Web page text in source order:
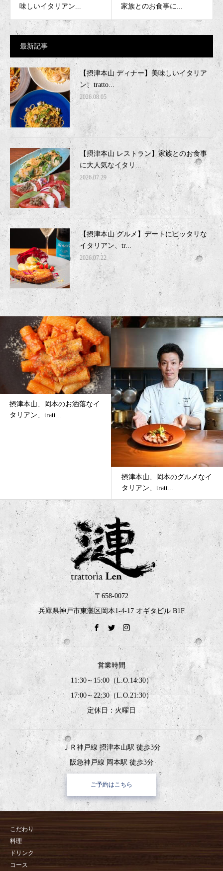
味しいイタリアン...
家族とのお食事に...
最新記事
【摂津本山 ディナー】美味しいイタリア
ン、tratto...
2026.08.05
【摂津本山 レストラン】家族とのお食事
に大人気なイタリ...
2026.07.29
【摂津本山 グルメ】デートにピッタリな
イタリアン、tr...
2026.07.22
【摂津本山 イタリアン】オ
シャレなイタリアン、...
〒658-0072
兵庫県神戸市東灘区岡本1-4-17 オギタビル B1F
営業時間
11:30～15:00（L.O.14:30）
17:00～22:30（L.O.21:30）
定休日：火曜日
ＪＲ神戸線 摂津本山駅 徒歩3分
阪急神戸線 岡本駅 徒歩3分
ご予約はこちら
こだわり
料理
ドリンク
コース